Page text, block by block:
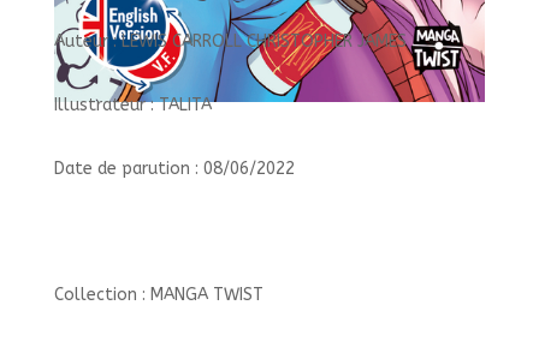
Auteur : LEWIS CARROLL CHRISTOPHER JAMES
Illustrateur : TALITA
Date de parution : 08/06/2022
Collection : MANGA TWIST